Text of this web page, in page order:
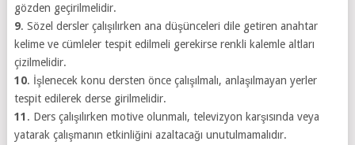
gözden geçirilmelidir.
9. Sözel dersler çalışılırken ana düşünceleri dile getiren anahtar
kelime ve cümleler tespit edilmeli gerekirse renkli kalemle altları
çizilmelidir.
10. İşlenecek konu dersten önce çalışılmalı, anlaşılmayan yerler
tespit edilerek derse girilmelidir.
11 . Ders çalışılırken motive olunmalı, televizyon karşısında veya
yatarak çalışmanın etkinliğini azaltacağı unutulmamalıdır.